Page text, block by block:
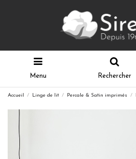
Menu Rechercher
Accueil Linge de lit Percale & Satin imprimés